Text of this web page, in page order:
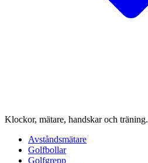
Klockor, mätare, handskar och träning.
Avståndsmätare
Golfbollar
Golfgrepp